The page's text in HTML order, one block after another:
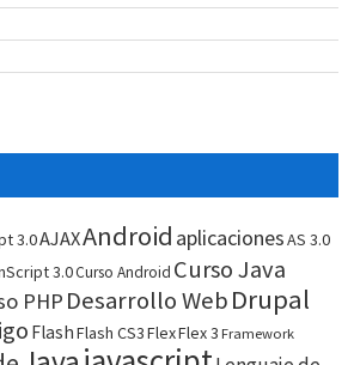
3.0AJAXAndroid aplicacionesAS 3.0
3.0Curso Android Curso Java
PHP Desarrollo WebDrupal
FlashFlash CS3FlexFlex 3 Framework